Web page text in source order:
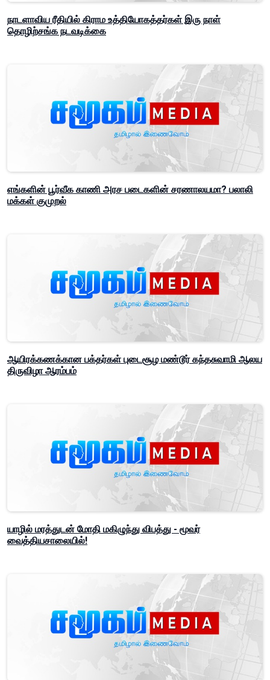
நாடளாவிய ரீதியில் கிராம உத்தியோகத்தர்கள் இரு நாள்
தொழிற்சங்க நடவடிக்கை
எங்களின் பூர்வீக காணி அரச படைகளின் சரணாலயமா? பலாலி
மக்கள் குமுறல்
ஆயிரக்கணக்கான பக்தர்கள் புடைசூழ மண்டூர் கந்தசுவாமி ஆலய
திருவிழா ஆரம்பம்
யாழில் மரத்துடன் மோதி மகிழுந்து விபத்து - மூவர்
வைத்தியசாலையில்!